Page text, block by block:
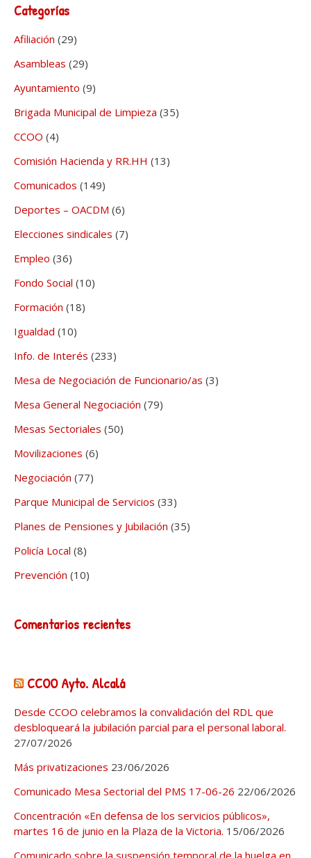
Categorías
Afiliación (29)
Asambleas (29)
Ayuntamiento (9)
Brigada Municipal de Limpieza (35)
CCOO (4)
Comisión Hacienda y RR.HH (13)
Comunicados (149)
Deportes – OACDM (6)
Elecciones sindicales (7)
Empleo (36)
Fondo Social (10)
Formación (18)
Igualdad (10)
Info. de Interés (233)
Mesa de Negociación de Funcionario/as (3)
Mesa General Negociación (79)
Mesas Sectoriales (50)
Movilizaciones (6)
Negociación (77)
Parque Municipal de Servicios (33)
Planes de Pensiones y Jubilación (35)
Policía Local (8)
Prevención (10)
Comentarios recientes
CCOO Ayto. Alcalá
Desde CCOO celebramos la convalidación del RDL que
desbloqueará la jubilación parcial para el personal laboral.
27/07/2026
Más privatizaciones 23/06/2026
Comunicado Mesa Sectorial del PMS 17-06-26 22/06/2026
Concentración «En defensa de los servicios públicos»,
martes 16 de junio en la Plaza de la Victoria. 15/06/2026